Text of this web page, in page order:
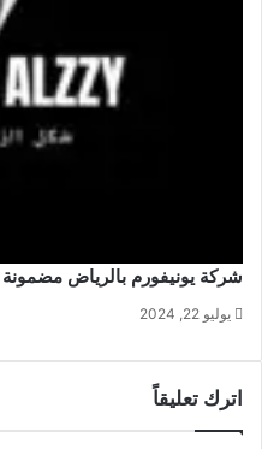
شركة يونيفورم بالرياض مضمونة 0597212937
يوليو 22, 2024
اترك تعليقاً